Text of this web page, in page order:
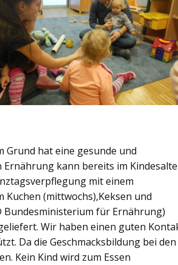
Grund hat eine gesunde und
kann bereits im
mit einem
(mittwochs),Keksen und
Bundesministerium für Ernährung)
Wir haben einen guten
Da die Geschmacksbildung bei den
Kein Kind wird zum Essen